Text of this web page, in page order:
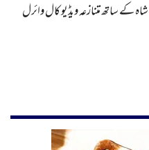
کے ساتھ متنازعہ ویڈیو کال وائرل